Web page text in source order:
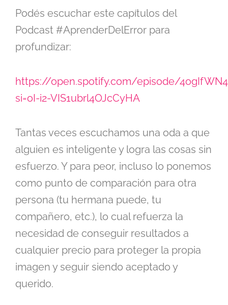
Podés escuchar este capítulos del
Podcast #AprenderDelError para
profundizar:
https://open.spotify.com/episode/
si=oI-i2-VIS1ubrl4OJcCyHA
Tantas veces escuchamos una oda a que
alguien es inteligente y logra las cosas sin
esfuerzo. Y para peor, incluso lo ponemos
como punto de comparación para otra
persona (tu hermana puede, tu
compañero, etc.), lo cual refuerza la
necesidad de conseguir resultados a
cualquier precio para proteger la propia
imagen y seguir siendo aceptado y
querido.